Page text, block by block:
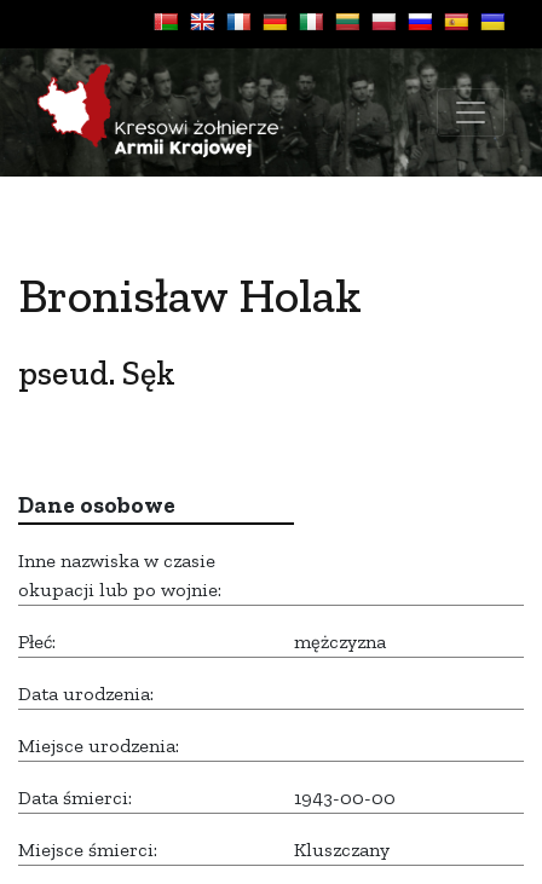
Bronisław Holak
pseud. Sęk
Dane osobowe
Inne nazwiska w czasie
okupacji lub po wojnie:
Płeć: mężczyzna
Data urodzenia:
Miejsce urodzenia:
Data śmierci: 1943-00-00
Miejsce śmierci: Kluszczany